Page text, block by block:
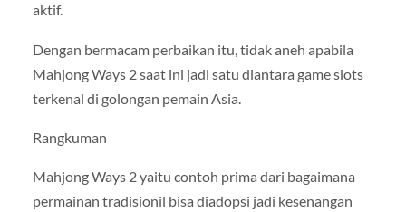
aktif.
Dengan bermacam perbaikan itu, tidak aneh apabila
Mahjong Ways 2 saat ini jadi satu diantara game slots
terkenal di golongan pemain Asia.
Rangkuman
Mahjong Ways 2 yaitu contoh prima dari bagaimana
permainan tradisionil bisa diadopsi jadi kesenangan